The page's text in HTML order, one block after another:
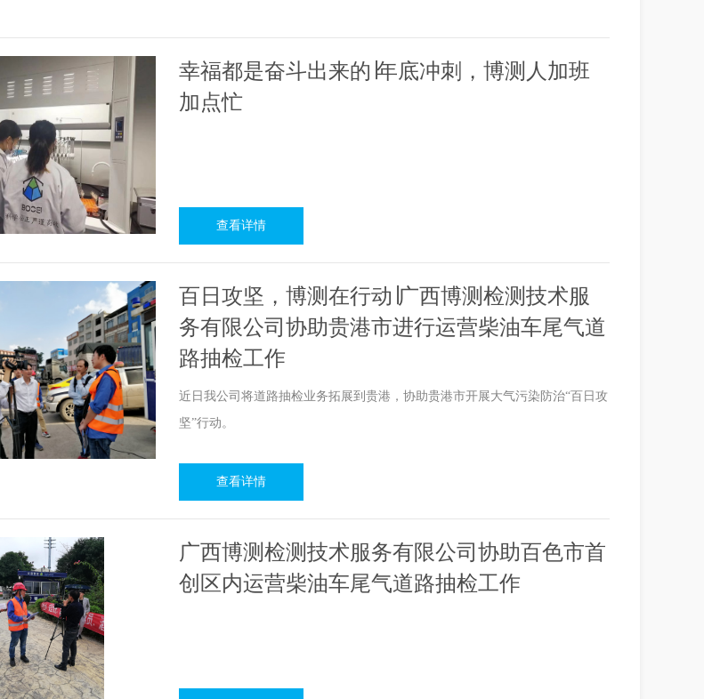
幸福都是奋斗出来的∣年底冲刺，博测人加班
加点忙
查看详情
百日攻坚，博测在行动∣广西博测检测技术服
务有限公司协助贵港市进行运营柴油车尾气道
路抽检工作
近日我公司将道路抽检业务拓展到贵港，协助贵港市开展大气污染防治“百日攻
坚”行动。
查看详情
广西博测检测技术服务有限公司协助百色市首
创区内运营柴油车尾气道路抽检工作